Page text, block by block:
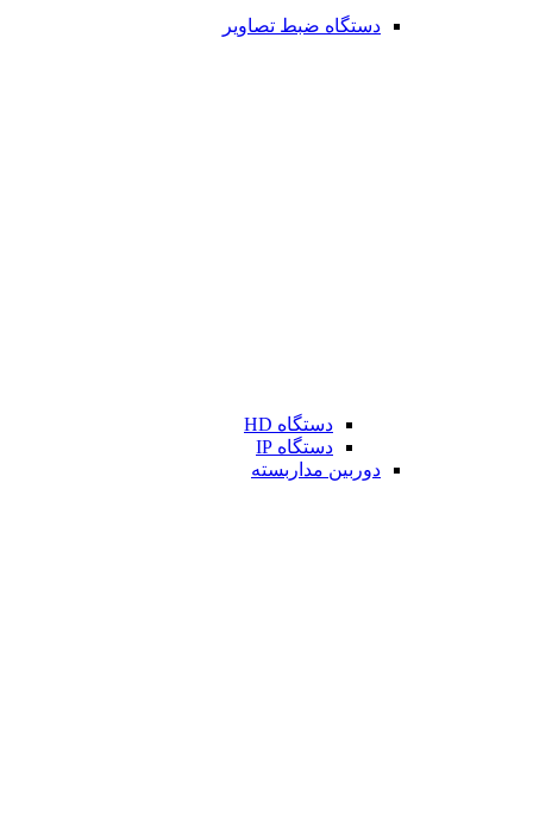
دستگاه ضبط تصاویر
دستگاه HD
دستگاه IP
دوربین مداربسته